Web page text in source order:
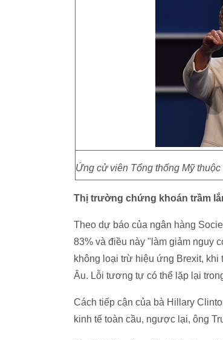
Ứng cử viên Tổng thống Mỹ
Thị trường chứng khoán trầm
Theo dự báo của ngân hàng
83% và điều này "làm giảm nguy
không loại trừ hiệu ứng Brexit, khi
Âu. Lỗi tương tự có thể lặp lại
Cách tiếp cận của bà Hillary
kinh tế toàn cầu, ngược lại, ông